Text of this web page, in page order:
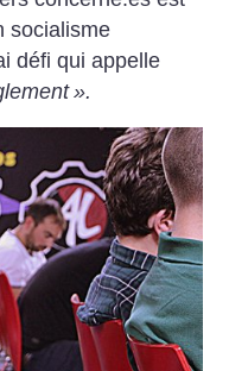
socialisme
défi qui appelle
».